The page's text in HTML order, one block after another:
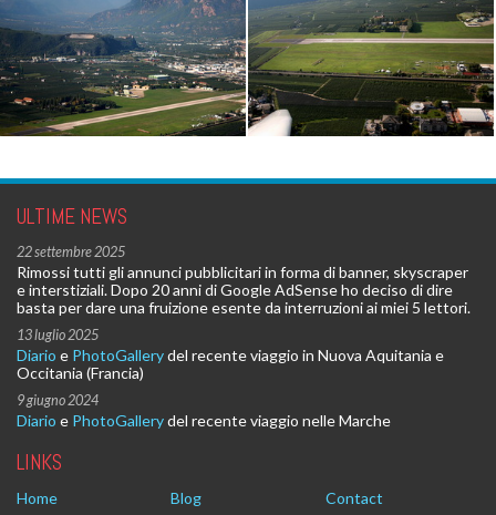
ULTIME NEWS
22 settembre 2025
Rimossi tutti gli annunci pubblicitari in forma di banner, skyscraper
e interstiziali. Dopo 20 anni di Google AdSense ho deciso di dire
basta per dare una fruizione esente da interruzioni ai miei 5 lettori.
13 luglio 2025
Diario e PhotoGallerydel recente viaggio in Nuova Aquitania e
Occitania (Francia)
9 giugno 2024
Diario e PhotoGallerydel recente viaggio nelle Marche
LINKS
Home Blog
Contact